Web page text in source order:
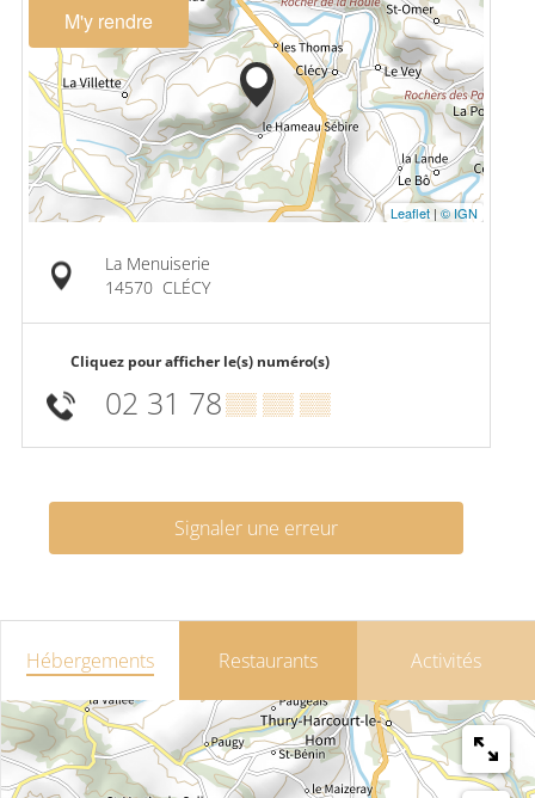
M'y rendre
Leaflet |© IGN
La Menuiserie
14570 CLÉCY
Cliquez pour afficher le(s) numéro(s)
02 31 78▒▒ ▒▒ ▒▒
Signaler une erreur
Hébergements Restaurants Activités